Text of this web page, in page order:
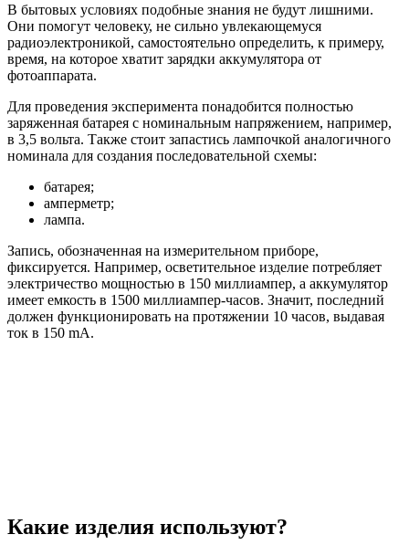
В бытовых условиях подобные знания не будут лишними.
Они помогут человеку, не сильно увлекающемуся
радиоэлектроникой, самостоятельно определить, к примеру,
время, на которое хватит зарядки аккумулятора от
фотоаппарата.
Для проведения эксперимента понадобится полностью
заряженная батарея с номинальным напряжением, например,
в 3,5 вольта. Также стоит запастись лампочкой аналогичного
номинала для создания последовательной схемы:
батарея;
амперметр;
лампа.
Запись, обозначенная на измерительном приборе,
фиксируется. Например, осветительное изделие потребляет
электричество мощностью в 150 миллиампер, а аккумулятор
имеет емкость в 1500 миллиампер-часов. Значит, последний
должен функционировать на протяжении 10 часов, выдавая
ток в 150 mA.
Какие изделия используют?